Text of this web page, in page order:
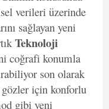
verileri üzerinde
sağlayan yeni
Teknoloji
coğrafi konumla
son olarak
gözler için konforlu
gibi yeni